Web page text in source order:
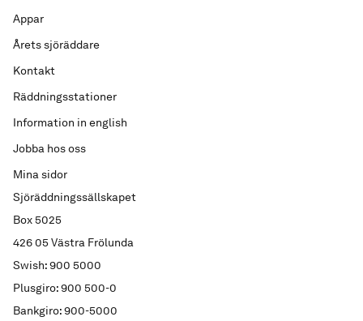
Sjöräddningssällskapet
Box 5025
426 05 Västra Frölunda
Swish: 900 5000
Plusgiro: 900 500-0
Bankgiro: 900-5000
Appar
Årets sjöräddare
Kontakt
Räddningsstationer
Information in english
Jobba hos oss
Mina sidor